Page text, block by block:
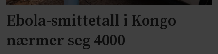
Ebola-smittetall i Kongo
nærmer seg 4000